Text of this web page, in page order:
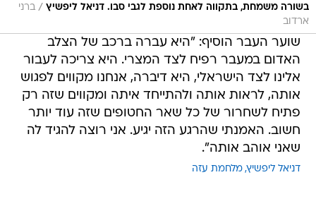
בשורה משמחת, בתקווה לאחת נוספת לגבי סבו. דניאל ליפשיץ / ברני
ארדוב
שוער העבר הוסיף: "היא עברה ברכב של הצלב
האדום במעבר רפיח לצד המצרי. היא צריכה לעבור
אלינו לצד הישראלי, היא דיברה, אנחנו מקווים לפגוש
אותה, לראות אותה ולהתייחד איתה ומקווים שזה רק
פתיח לשחרור של כל שאר החטופים שזה עוד יותר
חשוב. האמנתי שהרגע הזה יגיע. אני רוצה להגיד לה
שאני אוהב אותה".
דניאל ליפשיץ מלחמת עזה